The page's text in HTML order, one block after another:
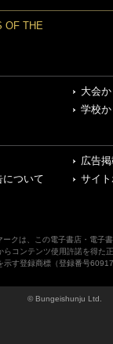
OF THE
大会
学校
広告
について
サイ
ークは、この電子書店・電子
らコンテンツ使用許諾を得た
示す登録商標（登録番号
© Bungeishunju Ltd.